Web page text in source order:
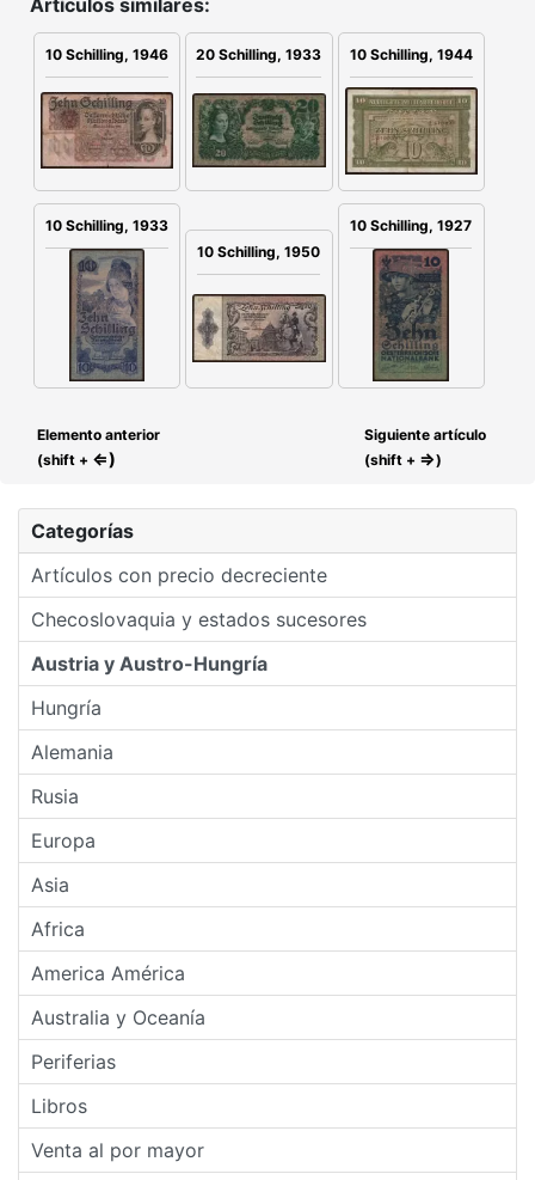
Categorías
Artículos con precio decreciente
Checoslovaquia y estados sucesores
Austria y Austro-Hungría
Hungría
Alemania
Rusia
Europa
Asia
Africa
America América
Australia y Oceanía
Periferias
Libros
Venta al por mayor
10 Schilling, 1946 20 Schilling, 1933 10 Schilling, 1944
10 Schilling, 1933
10 Schilling, 1950
10 Schilling, 1927
Elemento anterior
(shift + ⇐)
Siguiente artículo
(shift + ⇒)